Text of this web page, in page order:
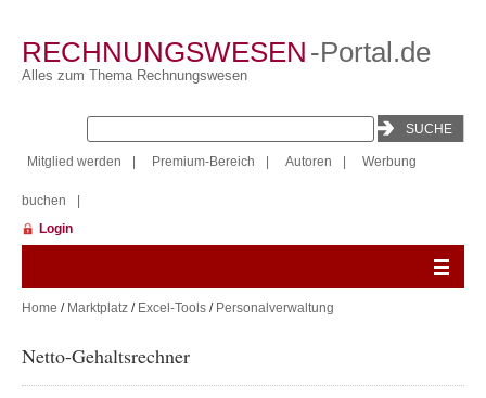
RECHNUNGSWESEN -Portal.de
Alles zum Thema Rechnungswesen
Mitglied werden Premium-Bereich Autoren Werbung
buchen
Login
Home / Marktplatz / Excel-Tools / Personalverwaltung
Netto-Gehaltsrechner